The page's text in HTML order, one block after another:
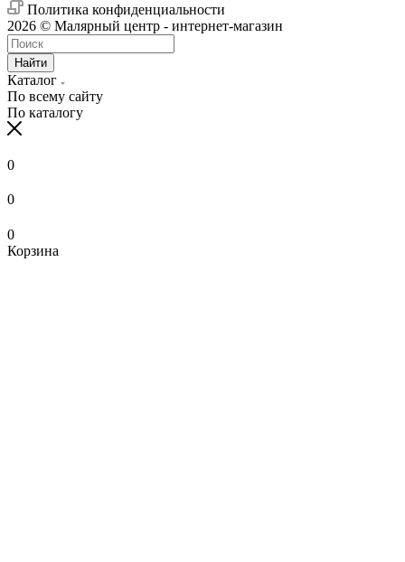
Политика конфиденциальности
2026 © Малярный центр - интернет-магазин
Найти
Каталог
По всему сайту
По каталогу
0
0
0
Корзина